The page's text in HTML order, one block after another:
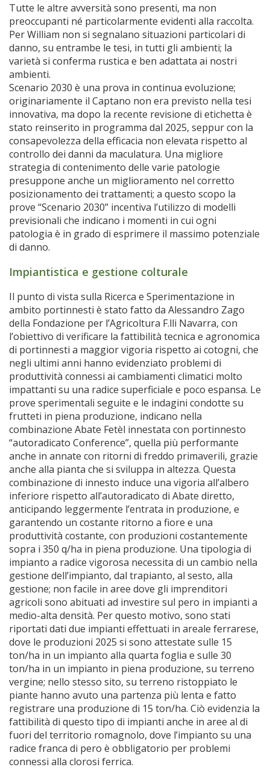
Tutte le altre avversità sono presenti, ma non
preoccupanti né particolarmente evidenti alla raccolta.
Per William non si segnalano situazioni particolari di
danno, su entrambe le tesi, in tutti gli ambienti; la
varietà si conferma rustica e ben adattata ai nostri
ambienti.
Scenario 2030 è una prova in continua evoluzione;
originariamente il Captano non era previsto nella tesi
innovativa, ma dopo la recente revisione di etichetta è
stato reinserito in programma dal 2025, seppur con la
consapevolezza della efficacia non elevata rispetto al
controllo dei danni da maculatura. Una migliore
strategia di contenimento delle varie patologie
presuppone anche un miglioramento nel corretto
posizionamento dei trattamenti; a questo scopo la
prove “Scenario 2030” incentiva l’utilizzo di modelli
previsionali che indicano i momenti in cui ogni
patologia è in grado di esprimere il massimo potenziale
di danno.
Impiantistica e gestione colturale
Il punto di vista sulla Ricerca e Sperimentazione in
ambito portinnesti è stato fatto da Alessandro Zago
della Fondazione per l’Agricoltura F.lli Navarra, con
l’obiettivo di verificare la fattibilità tecnica e agronomica
di portinnesti a maggior vigoria rispetto ai cotogni, che
negli ultimi anni hanno evidenziato problemi di
produttività connessi ai cambiamenti climatici molto
impattanti su una radice superficiale e poco espansa. Le
prove sperimentali seguite e le indagini condotte su
frutteti in piena produzione, indicano nella
combinazione Abate Fetèl innestata con portinnesto
“autoradicato Conference”, quella più performante
anche in annate con ritorni di freddo primaverili, grazie
anche alla pianta che si sviluppa in altezza. Questa
combinazione di innesto induce una vigoria all’albero
inferiore rispetto all’autoradicato di Abate diretto,
anticipando leggermente l’entrata in produzione, e
garantendo un costante ritorno a fiore e una
produttività costante, con produzioni costantemente
sopra i 350 q/ha in piena produzione. Una tipologia di
impianto a radice vigorosa necessita di un cambio nella
gestione dell’impianto, dal trapianto, al sesto, alla
gestione; non facile in aree dove gli imprenditori
agricoli sono abituati ad investire sul pero in impianti a
medio-alta densità. Per questo motivo, sono stati
riportati dati due impianti effettuati in areale ferrarese,
dove le produzioni 2025 si sono attestate sulle 15
ton/ha in un impianto alla quarta foglia e sulle 30
ton/ha in un impianto in piena produzione, su terreno
vergine; nello stesso sito, su terreno ristoppiato le
piante hanno avuto una partenza più lenta e fatto
registrare una produzione di 15 ton/ha. Ciò evidenzia la
fattibilità di questo tipo di impianti anche in aree al di
fuori del territorio romagnolo, dove l’impianto su una
radice franca di pero è obbligatorio per problemi
connessi alla clorosi ferrica.